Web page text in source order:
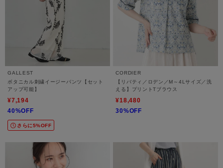
GALLEST
ボタニカル刺繍イージーパンツ【セット
アップ可能】
¥7,194
40%OFF
さらに5%OFF
CORDIER
【リバティ／ロデン／M～4Lサイズ／洗
える】プリントTブラウス
¥18,480
30%OFF